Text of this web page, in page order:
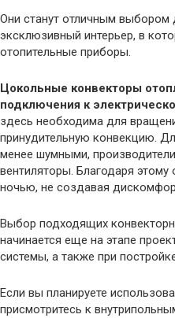
Они станут отличным выбором
эксклюзивный интерьер, в
отопительные приборы.
Цокольные конвекторы
подключения к
здесь необходима для
принудительную конвекцию.
менее шумными,
вентиляторы. Благодаря
ночью, не создавая
Выбор подходящих
начинается еще на этапе
системы, а также при
Если вы планируете
присмотритесь к